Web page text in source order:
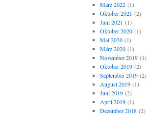
März 2022(1)
Oktober 2021 (2)
Juni 2021 (1)
Oktober 2020(1)
Mai 2020(1)
März 2020(1)
November 2019(1)
Oktober 2019(2)
September 2019(2)
August 2019(1)
Juni 2019(2)
April 2019(1)
Dezember 2018(2)